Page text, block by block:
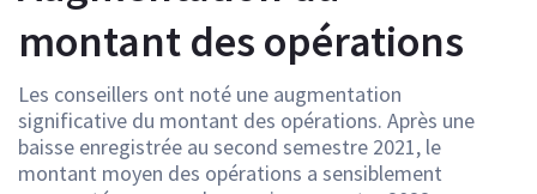
montant des opérations
Les conseillers ont noté une augmentation
significative du montant des opérations. Après une
baisse enregistrée au second semestre 2021, le
montant moyen des opérations a sensiblement